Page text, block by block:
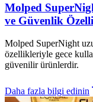
Molped
ve Güvenlik
Molped SuperNight
özellikleriyle gece
güvenilir ürünlerdir.
Daha fazla bilgi edinin